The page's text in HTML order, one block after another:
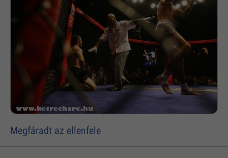
Megfáradt az ellenfele